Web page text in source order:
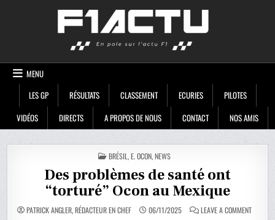
MENU
LES GP
RÉSULTATS CLASSEMENT ECURIES
PILOTES
VIDÉOS
DIRECTS A PROPOS DE NOUS CONTACT NOS AMIS
POSTED
IN
BRÉSIL,E. OCON,NEWS
Des problèmes de santé ont
“torturé” Ocon au Mexique
PATRICK ANGLER, RÉDACTEUR EN CHEF 06/11/2025 LEAVE A COMMENTON